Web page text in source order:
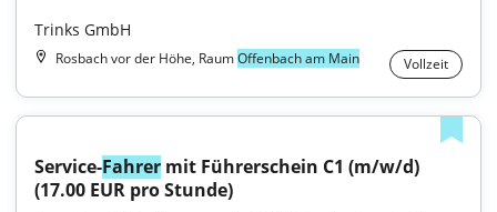
Trinks GmbH
Rosbach vor der Höhe, RaumOffenbach am Main Vollzeit
Service-Fahrer mit Führerschein C1 (m/w/d)
(17.00 EUR pro Stunde)